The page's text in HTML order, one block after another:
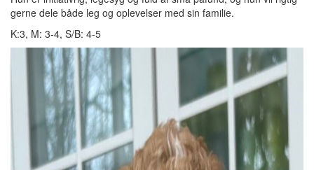
gerne dele både leg og oplevelser med sin familie.
K:3, M: 3-4, S/B: 4-5